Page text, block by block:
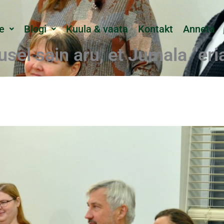
Blogi Kuula & vaata Kontakt Anneta
sain aru, et Jumala